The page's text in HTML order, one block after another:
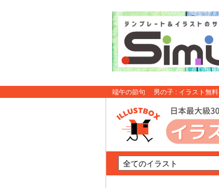
端午の節句 男の子 : イラスト無料